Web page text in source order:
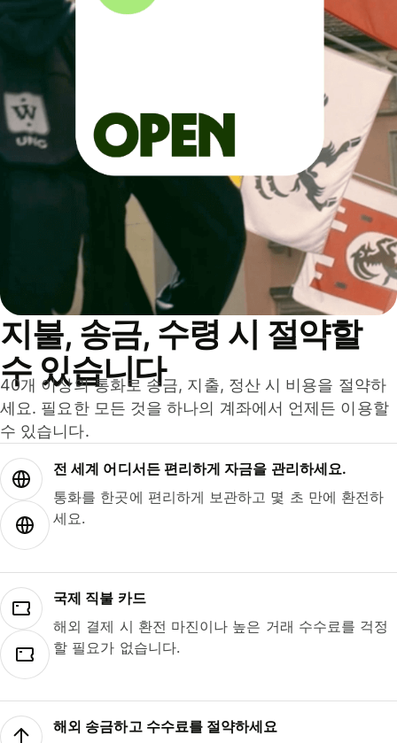
지불, 송금, 수령 시 절약할
수 있습니다
40개 이상의 통화로 송금, 지출, 정산 시 비용을 절약하
세요. 필요한 모든 것을 하나의 계좌에서 언제든 이용할
수 있습니다.
전 세계 어디서든 편리하게 자금을 관리하세요.
통화를 한곳에 편리하게 보관하고 몇 초 만에 환전하
세요.
국제 직불 카드
해외 결제 시 환전 마진이나 높은 거래 수수료를 걱정
할 필요가 없습니다.
해외 송금하고 수수료를 절약하세요